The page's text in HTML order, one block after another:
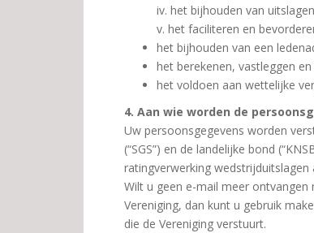
iv. het bijhouden van
v. het faciliteren en
het bijhouden van een
het berekenen, vastleggen
het voldoen aan wettelijke
4. Aan wie worden de
Uw persoonsgegevens worden
(“SGS”) en de landelijke bond
ratingverwerking wedstrijduitslagen
Wilt u geen e-mail meer
Vereniging, dan kunt u gebruik
die de Vereniging verstuurt.